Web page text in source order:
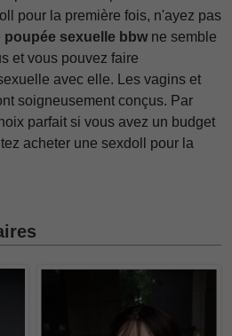
pour la première fois, n'ayez pas
poupée sexuelle bbwne semble
et vous pouvez faire
avec elle. Les vagins et
soigneusement conçus. Par
parfait si vous avez un budget
acheter une sexdoll pour la